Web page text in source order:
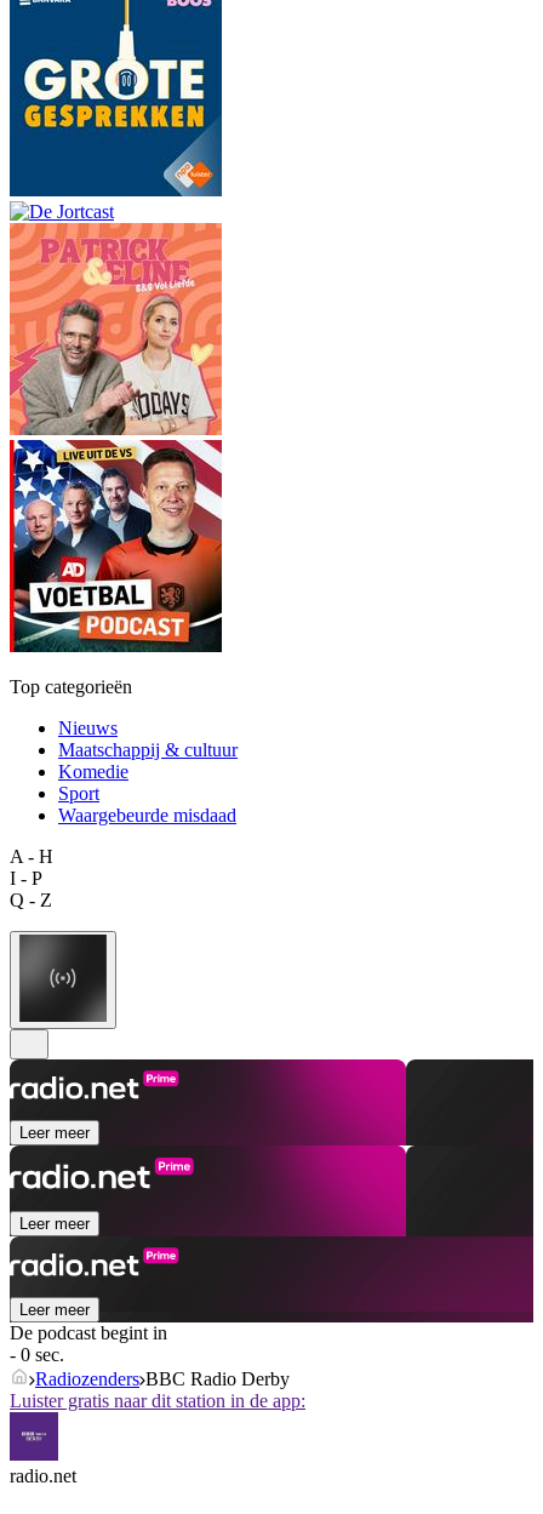
Top categorieën
Nieuws
Maatschappij & cultuur
Komedie
Sport
Waargebeurde misdaad
A - H
I - P
Q - Z
Leer meer
Leer meer
Leer meer
De podcast begint in
- 0 sec.
Radiozenders BBC Radio Derby
Luister gratis naar dit station in de app:
radio.net